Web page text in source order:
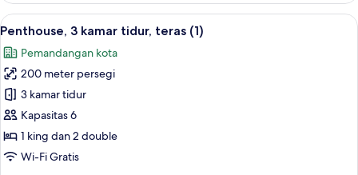
(Kategorki
3)
Lihat
semua
foto
untuk
Penthouse,
3
kamar
tidur,
Penthouse, 3 kamar tidur, teras (1) |
28
Penthouse, 3 kamar tidur, teras (1)
Pemandangan kota
200 meter persegi
3 kamar tidur
Kapasitas 6
1 king dan 2 double
Wi-Fi Gratis